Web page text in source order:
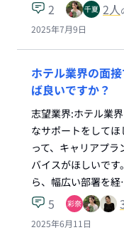
2 2人
2025年7月9日
ホテル業界の面
ば良いですか？
志望業界:ホテル業
なサポートをして
って、キャリアプ
バイスがほしいで
ら、幅広い部署を
5
2025年6月11日